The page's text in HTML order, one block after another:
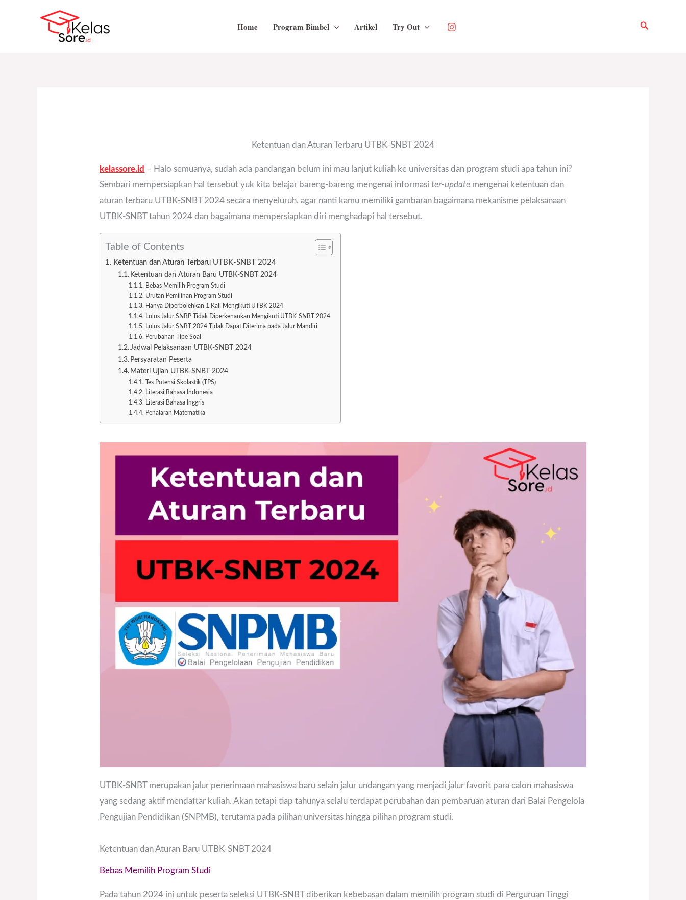
Home Program Bimbel Artikel Try Out Search
Ketentuan dan Aturan Terbaru UTBK-SNBT 2024
kelassore.id – Halo semuanya, sudah ada pandangan belum ini mau lanjut kuliah ke universitas dan program studi apa tahun ini?
Sembari mempersiapkan hal tersebut yuk kita belajar bareng-bareng mengenai informasiter-update mengenai ketentuan dan
aturan terbaru UTBK-SNBT 2024 secara menyeluruh, agar nanti kamu memiliki gambaran bagaimana mekanisme pelaksanaan
UTBK-SNBT tahun 2024 dan bagaimana mempersiapkan diri menghadapi hal tersebut.
Table of Contents
Ketentuan dan Aturan Terbaru UTBK-SNBT 2024
Ketentuan dan Aturan Baru UTBK-SNBT 2024
Bebas Memilih Program Studi
Urutan Pemilihan Program Studi
Hanya Diperbolehkan 1 Kali Mengikuti UTBK 2024
Lulus Jalur SNBP Tidak Diperkenankan Mengikuti UTBK-SNBT 2024
Lulus Jalur SNBT 2024 Tidak Dapat Diterima pada Jalur Mandiri
Perubahan Tipe Soal
Jadwal Pelaksanaan UTBK-SNBT 2024
Persyaratan Peserta
Materi Ujian UTBK-SNBT 2024
Tes Potensi Skolastik (TPS)
Literasi Bahasa Indonesia
Literasi Bahasa Inggris
Penalaran Matematika
UTBK-SNBT merupakan jalur penerimaan mahasiswa baru selain jalur undangan yang menjadi jalur favorit para calon mahasiswa
yang sedang aktif mendaftar kuliah. Akan tetapi tiap tahunya selalu terdapat perubahan dan pembaruan aturan dari Balai Pengelola
Pengujian Pendidikan (SNPMB), terutama pada pilihan universitas hingga pilihan program studi.
Ketentuan dan Aturan Baru UTBK-SNBT 2024
Bebas Memilih Program Studi
Pada tahun 2024 ini untuk peserta seleksi UTBK-SNBT diberikan kebebasan dalam memilih program studi di Perguruan Tinggi